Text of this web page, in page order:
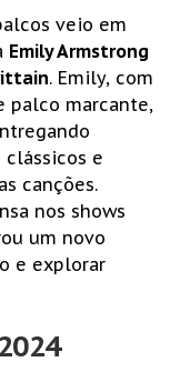
veio em
Emily Armstrong
. Emily, com
palco marcante,
e
canções.
nos shows
um novo
e explorar